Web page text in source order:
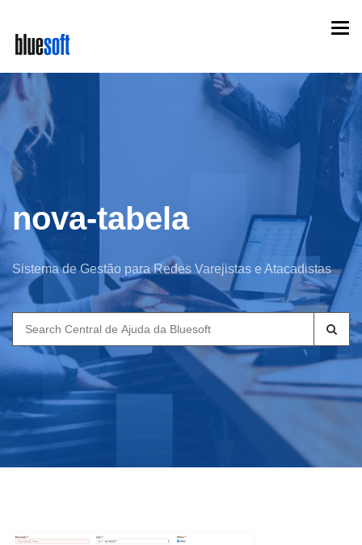
main
content
nova-tabela
Sistema de Gestão para Redes Varejistas e Atacadistas
Search
for: